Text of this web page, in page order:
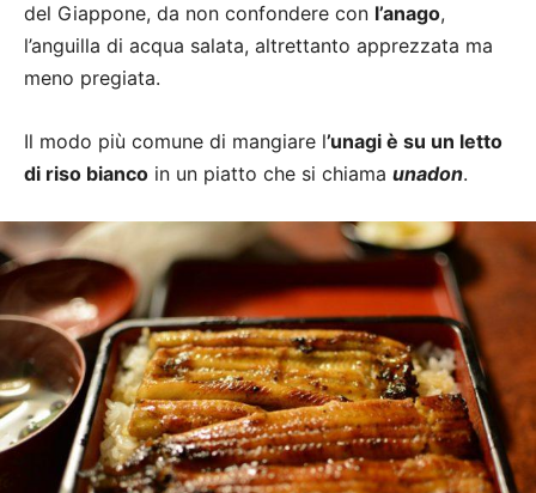
del Giappone, da non confondere con l’anago,
l’anguilla di acqua salata, altrettanto apprezzata ma
meno pregiata.
Il modo più comune di mangiare l’unagi è su un letto
di riso bianco in un piatto che si chiama unadon.